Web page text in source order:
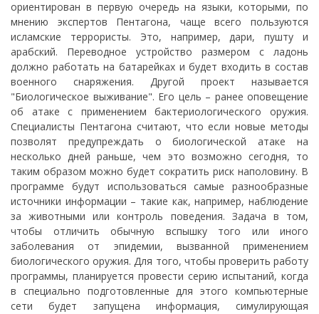
ориентирован в первую очередь на языки, которыми, по
мнению экспертов Пентагона, чаще всего пользуются
исламские террористы. Это, например, дари, пушту и
арабский. Переводное устройство размером с ладонь
должно работать на батарейках и будет входить в состав
военного снаряжения. Другой проект называется
"Биологическое выживание". Его цель – ранее оповещение
об атаке с применением бактериологического оружия.
Специалисты Пентагона считают, что если новые методы
позволят предупреждать о биологической атаке на
несколько дней раньше, чем это возможно сегодня, то
таким образом можно будет сократить риск наполовину. В
программе будут использоваться самые разнообразные
источники информации – такие как, например, наблюдение
за животными или контроль поведения. Задача в том,
чтобы отличить обычную вспышку того или иного
заболевания от эпидемии, вызванной применением
биологического оружия. Для того, чтобы проверить работу
программы, планируется провести серию испытаний, когда
в специально подготовленные для этого компьютерные
сети будет запущена информация, симулирующая